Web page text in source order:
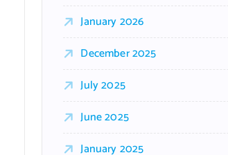
January 2026
December 2025
July 2025
June 2025
January 2025